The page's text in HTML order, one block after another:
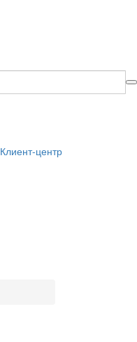
Клиент-центр